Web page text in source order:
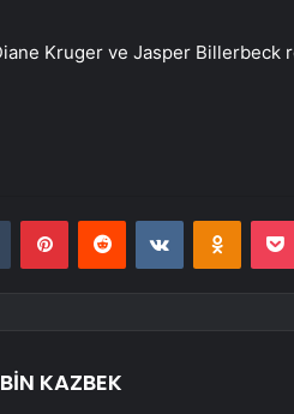
Kruger ve Jasper Billerbeck
Tumblr PinterestReddit VKontakte
KAZBEK